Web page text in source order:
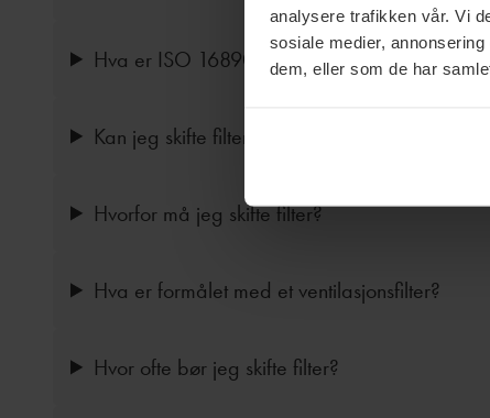
analysere trafikken vår. Vi
sosiale medier,
dem, eller som de har
Hva er ISO 16890?
Kan jeg skifte filter selv?
Hvorfor må jeg skifte filter?
Hva er formålet med et ventilasjonsfilter?
Hvor ofte bør jeg skifte filter?